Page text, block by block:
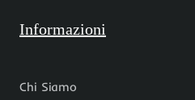
Informazioni
Chi Siamo